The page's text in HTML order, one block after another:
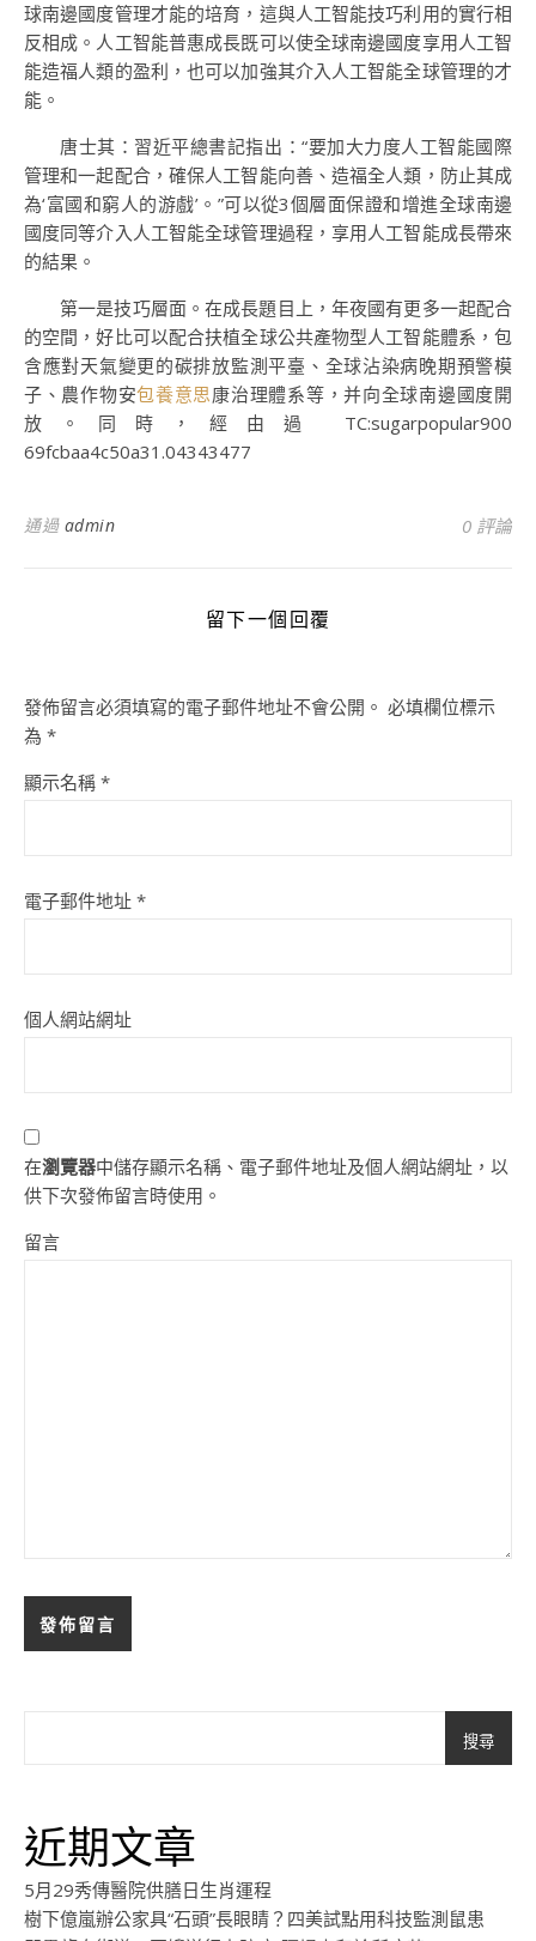
球南邊國度管理才能的培育，這與人工智能技巧利用的實行相
反相成。人工智能普惠成長既可以使全球南邊國度享用人工智
能造福人類的盈利，也可以加強其介入人工智能全球管理的才
能。
唐士其：習近平總書記指出：“要加大力度人工智能國際
管理和一起配合，確保人工智能向善、造福全人類，防止其成
為‘富國和窮人的游戲’。”可以從3個層面保證和增進全球南邊
國度同等介入人工智能全球管理過程，享用人工智能成長帶來
的結果。
第一是技巧層面。在成長題目上，年夜國有更多一起配合
的空間，好比可以配合扶植全球公共產物型人工智能體系，包
含應對天氣變更的碳排放監測平臺、全球沾染病晚期預警模
子、農作物安包養意思康治理體系等，并向全球南邊國度開
放。同時，經由過 TC:sugarpopular900
69fcbaa4c50a31.04343477
通過 admin 0 評論
留下一個回覆
發佈留言必須填寫的電子郵件地址不會公開。 必填欄位標示
為 *
顯示名稱 *
電子郵件地址 *
個人網站網址
在瀏覽器中儲存顯示名稱、電子郵件地址及個人網站網址，以
供下次發佈留言時使用。
留言
搜尋
近期文章
5月29秀傳醫院供膳日生肖運程
樹下億嵐辦公家具“石頭”長眼睛？四美試點用科技監測鼠患